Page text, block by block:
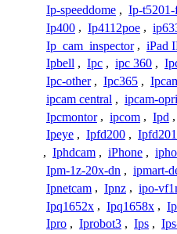
Ip-speeddome , Ip-
Ip400 , Ip4112poe ,
Ip_cam_inspector , iPad
Ipbell , Ipc , ipc 360 ,
Ipc-other , Ipc365 ,
ipcam central , ipcam-
Ipcmontor , ipcom , Ipd ,
Ipeye , Ipfd200 , Ipfd201
, Iphdcam , iPhone ,
Ipm-1z-20x-dn , ipmart-
Ipnetcam , Ipnz , ipo-
Ipq1652x , Ipq1658x ,
Ipro , Iprobot3 , Ips ,